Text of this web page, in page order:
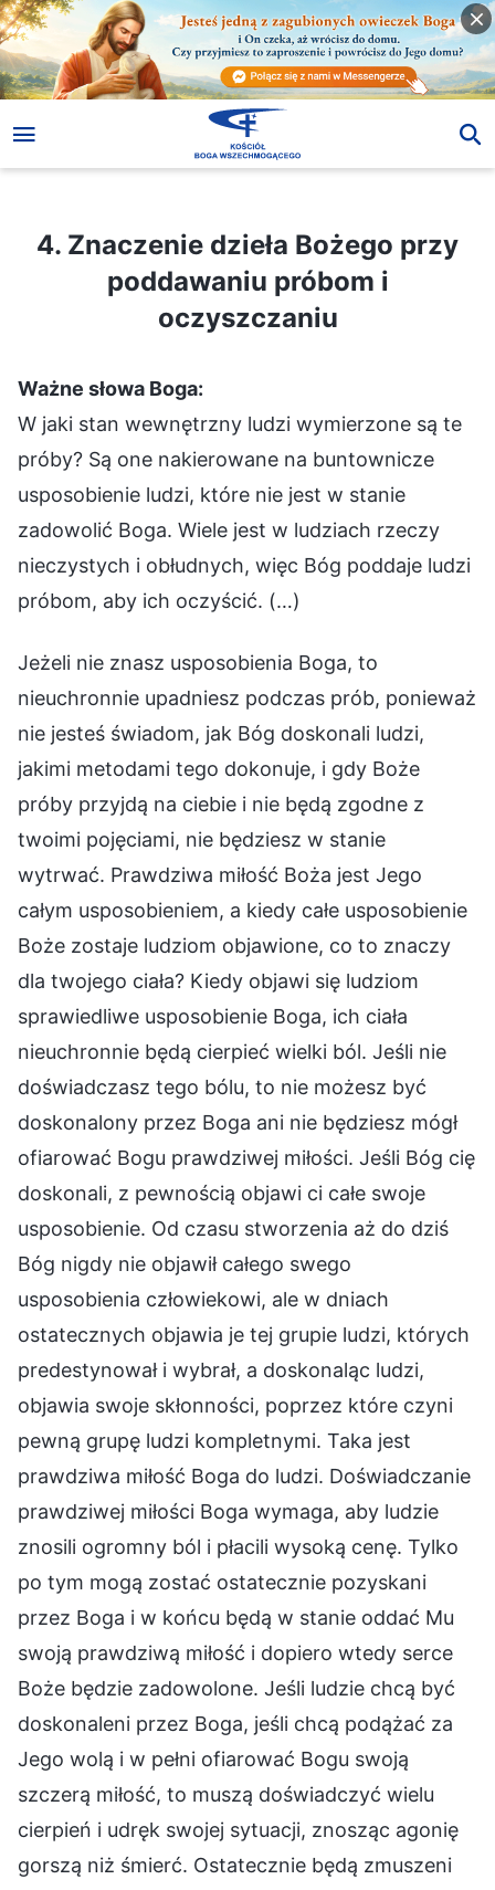
4. Znaczenie dzieła Bożego przy
poddawaniu próbom i
oczyszczaniu
Ważne słowa Boga:
W jaki stan wewnętrzny ludzi wymierzone są te
próby? Są one nakierowane na buntownicze
usposobienie ludzi, które nie jest w stanie
zadowolić Boga. Wiele jest w ludziach rzeczy
nieczystych i obłudnych, więc Bóg poddaje ludzi
próbom, aby ich oczyścić. (…)
Jeżeli nie znasz usposobienia Boga, to
nieuchronnie upadniesz podczas prób, ponieważ
nie jesteś świadom, jak Bóg doskonali ludzi,
jakimi metodami tego dokonuje, i gdy Boże
próby przyjdą na ciebie i nie będą zgodne z
twoimi pojęciami, nie będziesz w stanie
wytrwać. Prawdziwa miłość Boża jest Jego
całym usposobieniem, a kiedy całe usposobienie
Boże zostaje ludziom objawione, co to znaczy
dla twojego ciała? Kiedy objawi się ludziom
sprawiedliwe usposobienie Boga, ich ciała
nieuchronnie będą cierpieć wielki ból. Jeśli nie
doświadczasz tego bólu, to nie możesz być
doskonalony przez Boga ani nie będziesz mógł
ofiarować Bogu prawdziwej miłości. Jeśli Bóg cię
doskonali, z pewnością objawi ci całe swoje
usposobienie. Od czasu stworzenia aż do dziś
Bóg nigdy nie objawił całego swego
usposobienia człowiekowi, ale w dniach
ostatecznych objawia je tej grupie ludzi, których
predestynował i wybrał, a doskonaląc ludzi,
objawia swoje skłonności, poprzez które czyni
pewną grupę ludzi kompletnymi. Taka jest
prawdziwa miłość Boga do ludzi. Doświadczanie
prawdziwej miłości Boga wymaga, aby ludzie
znosili ogromny ból i płacili wysoką cenę. Tylko
po tym mogą zostać ostatecznie pozyskani
przez Boga i w końcu będą w stanie oddać Mu
swoją prawdziwą miłość i dopiero wtedy serce
Boże będzie zadowolone. Jeśli ludzie chcą być
doskonaleni przez Boga, jeśli chcą podążać za
Jego wolą i w pełni ofiarować Bogu swoją
szczerą miłość, to muszą doświadczyć wielu
cierpień i udręk swojej sytuacji, znosząc agonię
gorszą niż śmierć. Ostatecznie będą zmuszeni